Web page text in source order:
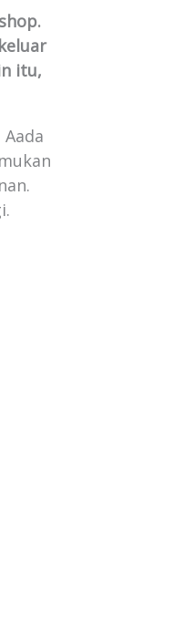
itu,